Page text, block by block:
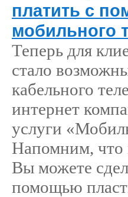
платить с
мобильного
Теперь для
стало
кабельного
интернет
услуги
Напомним, что
Вы можете
помощью